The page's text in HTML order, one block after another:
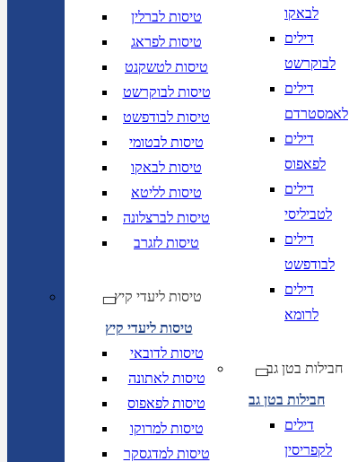
טיסות לברלין
טיסות לפראג
טיסות לטשקנט
טיסות לבוקרשט
טיסות לבודפשט
טיסות לבטומי
טיסות לבאקו
טיסות לליטא
טיסות לברצלונה
טיסות לזגרב
טיסות ליעדי קיץ
טיסות ליעדי קיץ
טיסות לדובאי
טיסות לאתונה
טיסות לפאפוס
טיסות למרוקו
טיסות למדגסקר
לבאקו
דילים
לבוקרשט
דילים
לאמסטרדם
דילים
לפאפוס
דילים
לטביליסי
דילים
לבודפשט
דילים
לרומא
חבילות בטן גב
חבילות בטן גב
דילים
לקפריסין